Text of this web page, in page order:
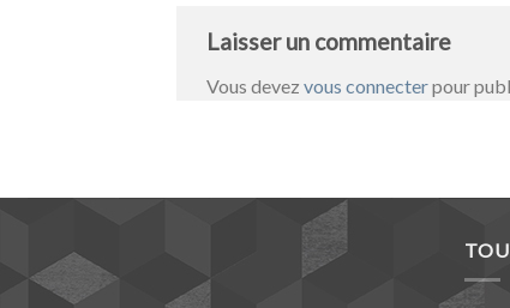
Laisser un commentaire
Vous devez vous connecterpour